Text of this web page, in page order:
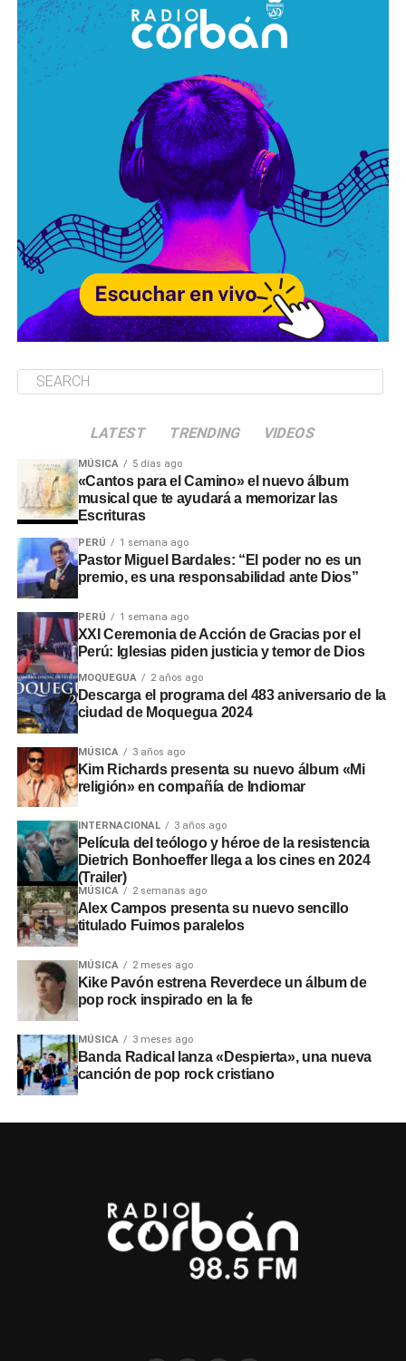
LATEST TRENDING VIDEOS
MÚSICA 5 días ago
«Cantos para el Camino» el nuevo álbum
musical que te ayudará a memorizar las
Escrituras
PERÚ 1 semana ago
Pastor Miguel Bardales: “El poder no es un
premio, es una responsabilidad ante Dios”
PERÚ 1 semana ago
XXI Ceremonia de Acción de Gracias por el
Perú: Iglesias piden justicia y temor de Dios
MOQUEGUA 2 años ago
Descarga el programa del 483 aniversario de la
ciudad de Moquegua 2024
MÚSICA 3 años ago
Kim Richards presenta su nuevo álbum «Mi
religión» en compañía de Indiomar
INTERNACIONAL 3 años ago
Película del teólogo y héroe de la resistencia
Dietrich Bonhoeffer llega a los cines en 2024
(Trailer)
MÚSICA 2 semanas ago
Alex Campos presenta su nuevo sencillo
titulado Fuimos paralelos
MÚSICA 2 meses ago
Kike Pavón estrena Reverdece un álbum de
pop rock inspirado en la fe
MÚSICA 3 meses ago
Banda Radical lanza «Despierta», una nueva
canción de pop rock cristiano